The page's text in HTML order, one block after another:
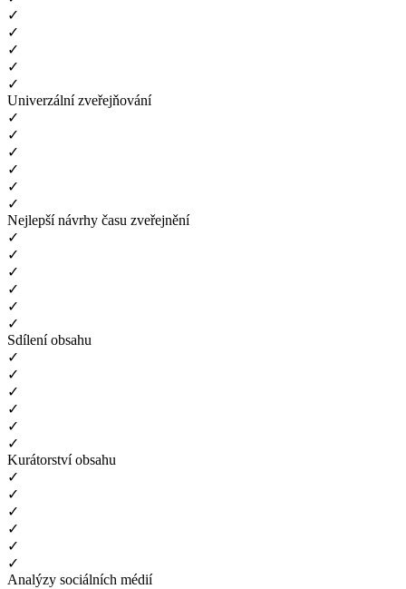
✓
✓
✓
✓
✓
Univerzální zveřejňování
✓
✓
✓
✓
✓
✓
Nejlepší návrhy času zveřejnění
✓
✓
✓
✓
✓
✓
Sdílení obsahu
✓
✓
✓
✓
✓
✓
Kurátorství obsahu
✓
✓
✓
✓
✓
✓
Analýzy sociálních médií